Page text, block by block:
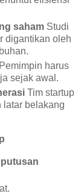
saham Studi
digantikan oleh
Pemimpin harus
sejak awal.
Tim startup
latar belakang